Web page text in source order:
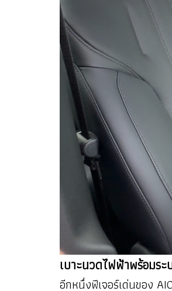
เบาะนวดไฟฟ้าพร้อมร
อีกหนึ่งฟีเจอร์เด่นของ